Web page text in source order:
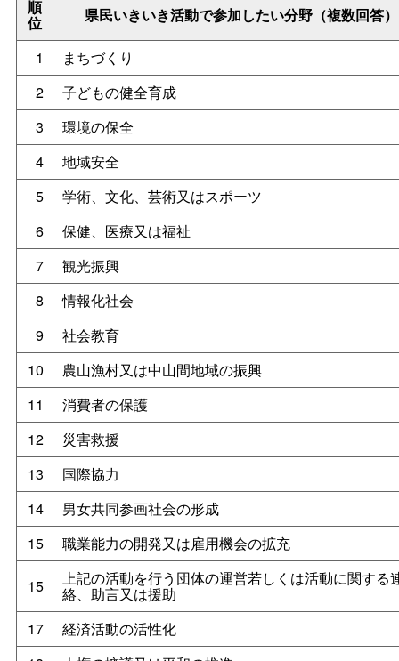
順
位 県民いきいき活動で参加したい分野（複数回答）
1
まちづくり
2
子どもの健全育成
3
環境の保全
4
地域安全
5
学術、文化、芸術又はスポーツ
6
保健、医療又は福祉
7
観光振興
8
情報化社会
9
社会教育
10
農山漁村又は中山間地域の振興
11
消費者の保護
12
災害救援
13
国際協力
14
男女共同参画社会の形成
15
職業能力の開発又は雇用機会の拡充
15 上記の活動を行う団体の運営若しくは活動に関する
絡、助言又は援助
17
経済活動の活性化